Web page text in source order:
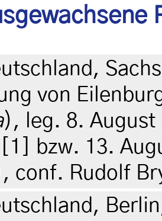
von
), leg. 8. August
bzw. 13.
conf. Rudolf